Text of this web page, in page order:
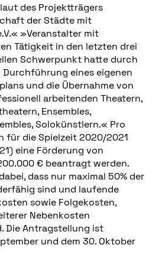
des Projektträgers
der Städte mit
»Veranstalter mit
Tätigkeit in den letzten drei
Schwerpunkt hatte durch
eines eigenen
und die Übernahme von
arbeitenden Theatern,
Ensembles,
Solokünstlern.« Pro
für die Spielzeit 2020/2021
eine Förderung von
€ beantragt werden.
dass nur maximal 50% der
sind und laufende
sowie Folgekosten,
Nebenkosten
Die Antragstellung ist
und dem 30. Oktober